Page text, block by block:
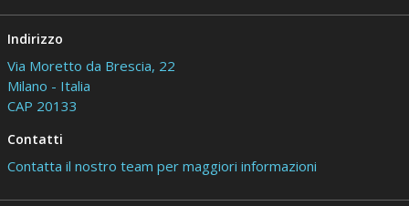
Indirizzo
Via Moretto da Brescia, 22
Milano - Italia
CAP 20133
Contatti
Contatta il nostro team per maggiori informazioni